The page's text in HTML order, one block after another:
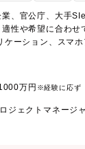
、官公庁、大手
性や希望に合わせ
ケーション、スマ
ホアプリ開発・
ビスを利用したイ
WEBシステム開発
システム開発） 期
言語
万円 ※経験に応ず
ジェクトマネージ